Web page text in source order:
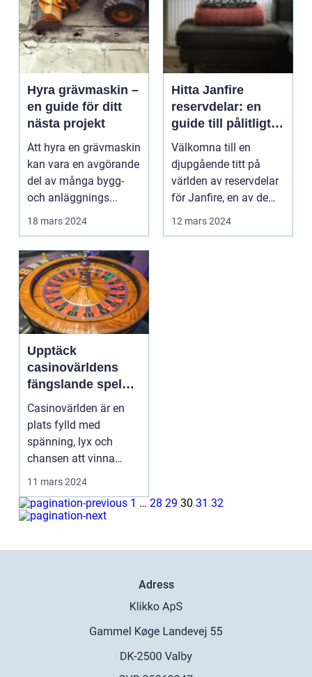
Hyra grävmaskin –
en guide för ditt
nästa projekt
Att hyra en grävmaskin
kan vara en avgörande
del av många bygg-
och anläggnings...
18 mars 2024
Hitta Janfire
reservdelar: en
guide till pålitligt
och effektivt
uppvärmningssyst
emunderhåll
Välkomna till en
djupgående titt på
världen av reservdelar
för Janfire, en av de
ledande tillverkarn...
12 mars 2024
Upptäck
casinovärldens
fängslande spel
och strategier
Casinovärlden är en
plats fylld med
spänning, lyx och
chansen att vinna
stort. Fr&ari...
11 mars 2024
1 … 28 29 30 31 32
Adress